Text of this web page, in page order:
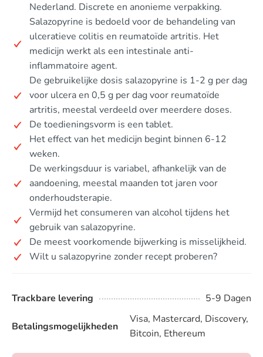
Nederland. Discrete en anonieme verpakking.
Salazopyrine is bedoeld voor de behandeling van
ulceratieve colitis en reumatoïde artritis. Het
medicijn werkt als een intestinale anti-
inflammatoire agent.
De gebruikelijke dosis salazopyrine is 1-2 g per dag
voor ulcera en 0,5 g per dag voor reumatoïde
artritis, meestal verdeeld over meerdere doses.
De toedieningsvorm is een tablet.
Het effect van het medicijn begint binnen 6-12
weken.
De werkingsduur is variabel, afhankelijk van de
aandoening, meestal maanden tot jaren voor
onderhoudsterapie.
Vermijd het consumeren van alcohol tijdens het
gebruik van salazopyrine.
De meest voorkomende bijwerking is misselijkheid.
Wilt u salazopyrine zonder recept proberen?
Trackbare levering 5-9 Dagen
Betalingsmogelijkheden
Visa, Mastercard, Discovery,
Bitcoin, Ethereum